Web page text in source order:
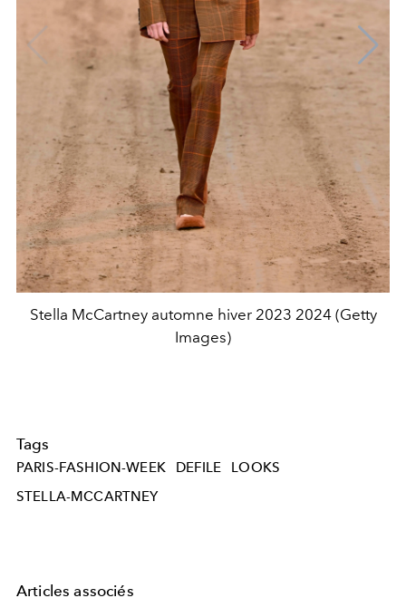
Stella McCartney automne hiver 2023 2024 (Getty
Images)
Tags
PARIS-FASHION-WEEK DEFILE
LOOKS
STELLA-MCCARTNEY
Articles associés